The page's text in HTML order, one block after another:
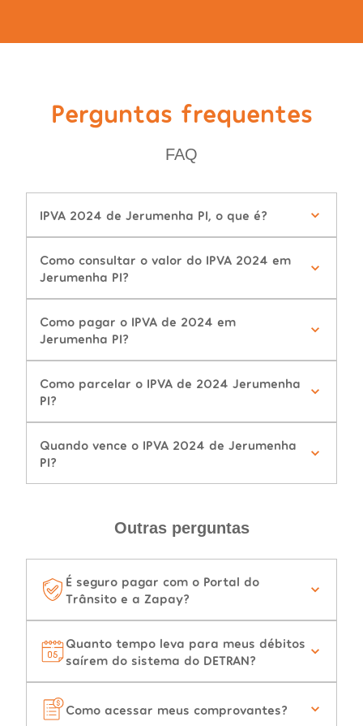
Perguntas frequentes
FAQ
IPVA 2024 de Jerumenha PI, o que é?
Como consultar o valor do IPVA 2024 em
Jerumenha PI?
Como pagar o IPVA de 2024 em
Jerumenha PI?
Como parcelar o IPVA de 2024 Jerumenha
PI?
Quando vence o IPVA 2024 de Jerumenha
PI?
Outras perguntas
É seguro pagar com o Portal do
Trânsito e a Zapay?
Quanto tempo leva para meus débitos
saírem do sistema do DETRAN?
Como acessar meus comprovantes?